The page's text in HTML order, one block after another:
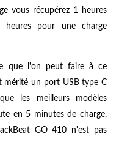
vous récupérez 1 heures
pour une charge
que l'on peut faire à ce
mérité un port USB type C
les meilleurs modèles
en 5 minutes de charge,
GO 410 n'est pas